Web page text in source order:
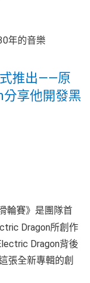
式推出——原
享他開發黑
輪賽》是團隊首
Dragon所創作
Dragon背後
張全新專輯的創